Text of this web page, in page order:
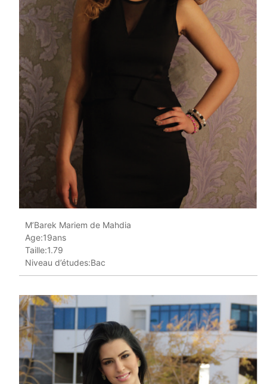
M’Barek Mariem de Mahdia
Age:19ans
Taille:1.79
Niveau d’études:Bac